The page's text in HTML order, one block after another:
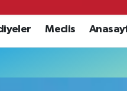
Meclis
ve Fikstür